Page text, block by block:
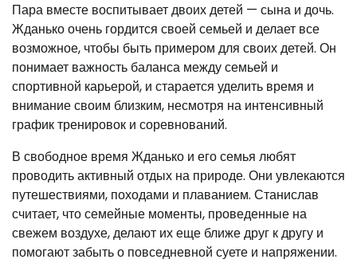
Пара вместе воспитывает двоих детей — сына и дочь.
Жданько очень гордится своей семьей и делает все
возможное, чтобы быть примером для своих детей. Он
понимает важность баланса между семьей и
спортивной карьерой, и старается уделить время и
внимание своим близким, несмотря на интенсивный
график тренировок и соревнований.
В свободное время Жданько и его семья любят
проводить активный отдых на природе. Они увлекаются
путешествиями, походами и плаванием. Станислав
считает, что семейные моменты, проведенные на
свежем воздухе, делают их еще ближе друг к другу и
помогают забыть о повседневной суете и напряжении.